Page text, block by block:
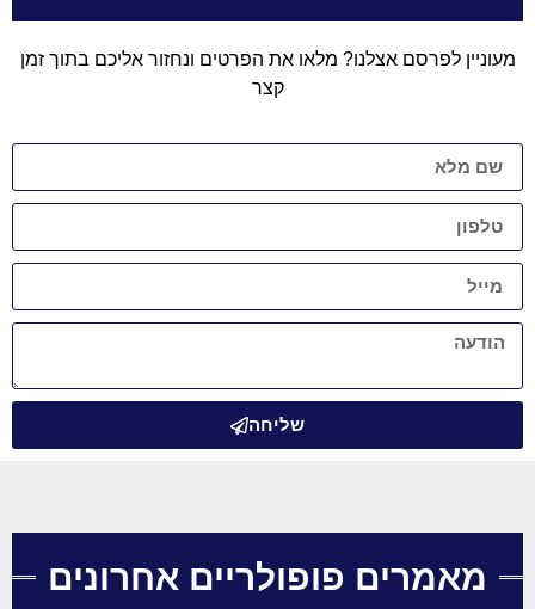
מעוניין לפרסם אצלנו? מלאו את הפרטים ונחזור אליכם בתוך זמן
קצר
שליחה
מאמרים פופולריים אחרונים